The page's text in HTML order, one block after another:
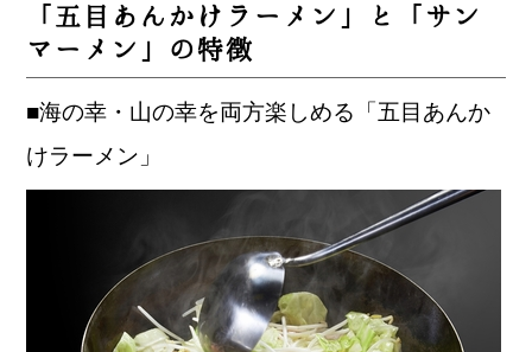
「五目あんかけラーメン」と「サン
マーメン」の特徴
■海の幸・山の幸を両方楽しめる「五目あんか
けラーメン」